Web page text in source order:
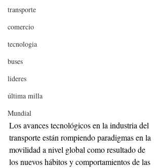
transporte
comercio
tecnologia
buses
lideres
última milla
Mundial
Los avances tecnológicos en la industria del
transporte están rompiendo paradigmas en la
movilidad a nivel global como resultado de
los nuevos hábitos y comportamientos de las